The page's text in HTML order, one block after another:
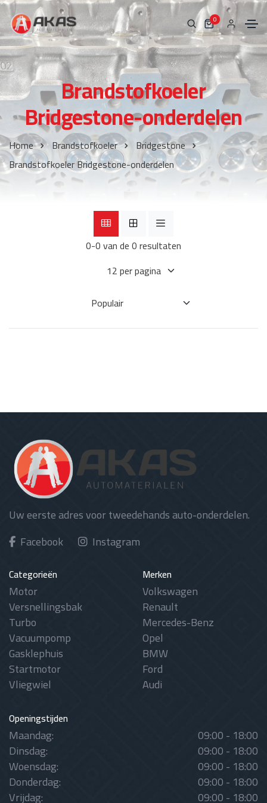
0
Brandstofkoeler
Bridgestone-onderdelen
Home Brandstofkoeler
Bridgestone
Brandstofkoeler Bridgestone-onderdelen
0-0 van de 0 resultaten
Uw eerste adres voor tweedehands auto-onderdelen.
Facebook
Instagram
Categorieën
Motor
Versnellingsbak
Turbo
Vacuumpomp
Gasklephuis
Startmotor
Vliegwiel
Merken
Volkswagen
Renault
Mercedes-Benz
Opel
BMW
Ford
Audi
Openingstijden
Maandag: 09:00 - 18:00
Dinsdag: 09:00 - 18:00
Woensdag: 09:00 - 18:00
Donderdag: 09:00 - 18:00
Vrijdag: 09:00 - 18:00